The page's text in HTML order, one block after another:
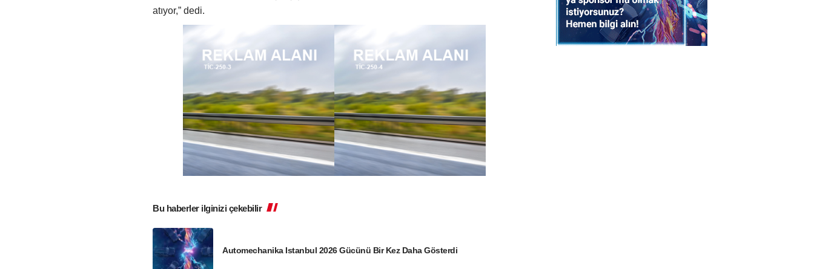
atıyor,” dedi.
Bu haberler ilginizi çekebilir
Automechanika Istanbul 2026 Gücünü Bir Kez Daha Gösterdi